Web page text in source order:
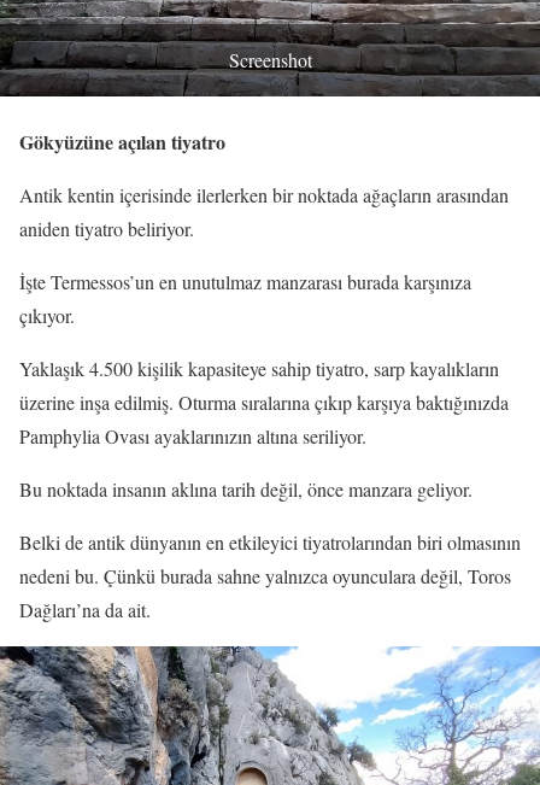
Screenshot
Gökyüzüne açılan tiyatro
Antik kentin içerisinde ilerlerken bir noktada ağaçların arasından
aniden tiyatro beliriyor.
İşte Termessos’un en unutulmaz manzarası burada karşınıza
çıkıyor.
Yaklaşık 4.500 kişilik kapasiteye sahip tiyatro, sarp kayalıkların
üzerine inşa edilmiş. Oturma sıralarına çıkıp karşıya baktığınızda
Pamphylia Ovası ayaklarınızın altına seriliyor.
Bu noktada insanın aklına tarih değil, önce manzara geliyor.
Belki de antik dünyanın en etkileyici tiyatrolarından biri olmasının
nedeni bu. Çünkü burada sahne yalnızca oyunculara değil, Toros
Dağları’na da ait.